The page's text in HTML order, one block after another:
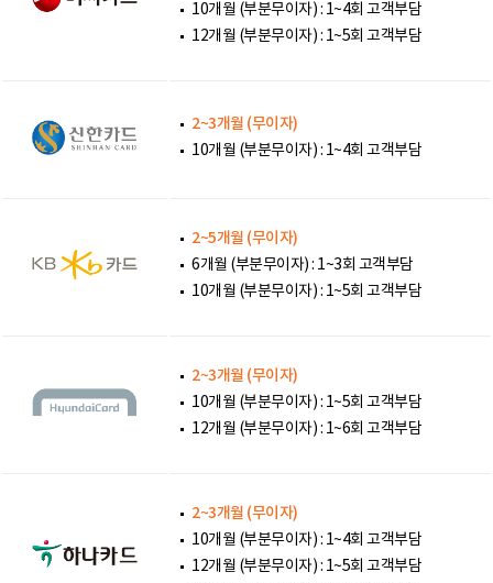
10개월 (부분무이자) : 1~4회 고객부담
12개월 (부분무이자) : 1~5회 고객부담
2~3개월 (무이자)
10개월 (부분무이자) : 1~4회 고객부담
2~5개월 (무이자)
6개월 (부분무이자) : 1~3회 고객부담
10개월 (부분무이자) : 1~5회 고객부담
2~3개월 (무이자)
10개월 (부분무이자) : 1~5회 고객부담
12개월 (부분무이자) : 1~6회 고객부담
2~3개월 (무이자)
10개월 (부분무이자) : 1~4회 고객부담
12개월 (부분무이자) : 1~5회 고객부담